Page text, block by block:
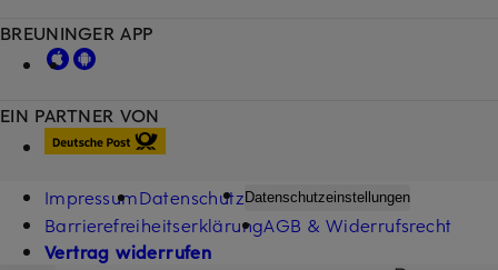
EIN PARTNER VON
BREUNINGER APP
ImpressumDatenschutz Datenschutzeinstellungen
BarrierefreiheitserklärungAGB & Widerrufsrecht
Vertrag widerrufen